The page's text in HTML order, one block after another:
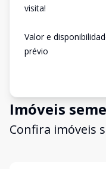
visita!
Valor e
prévio
Imóveis
Confira imóveis